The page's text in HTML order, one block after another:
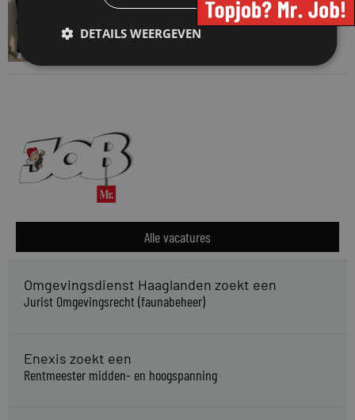
Je hebt maar 1% van je jaarlijkse omzet nodig
30 juli 2026
Alle vacatures
Omgevingsdienst Haaglanden zoekt een
Jurist Omgevingsrecht (faunabeheer)
Enexis zoekt een
Rentmeester midden- en hoogspanning
DETAILS WEERGEVEN